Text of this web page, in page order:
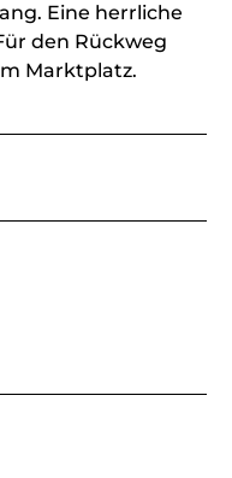
Eine herrliche
den Rückweg
Marktplatz.